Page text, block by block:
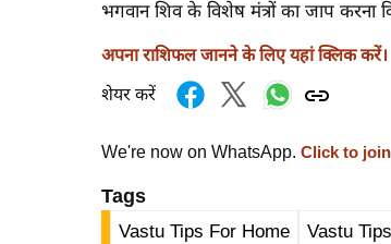
भगवान शिव के विशेष मंत्रों का जाप करना
अपना राशिफल जानने के लिए यहां क्लिक करें।
शेयर करें
We're now on WhatsApp. Click to
Tags
Vastu Tips For Home Vastu Tips